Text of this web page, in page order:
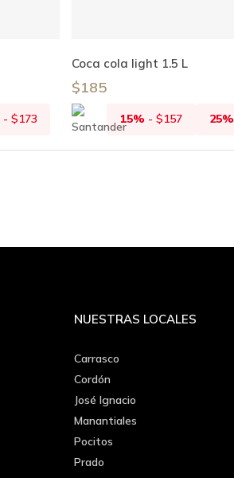
- $173
Añadir Al Carrito
Coca cola light 1.5 L
$185
15% -$157 25%
NUESTRAS LOCALES
Carrasco
Cordón
José Ignacio
Manantiales
Pocitos
Prado